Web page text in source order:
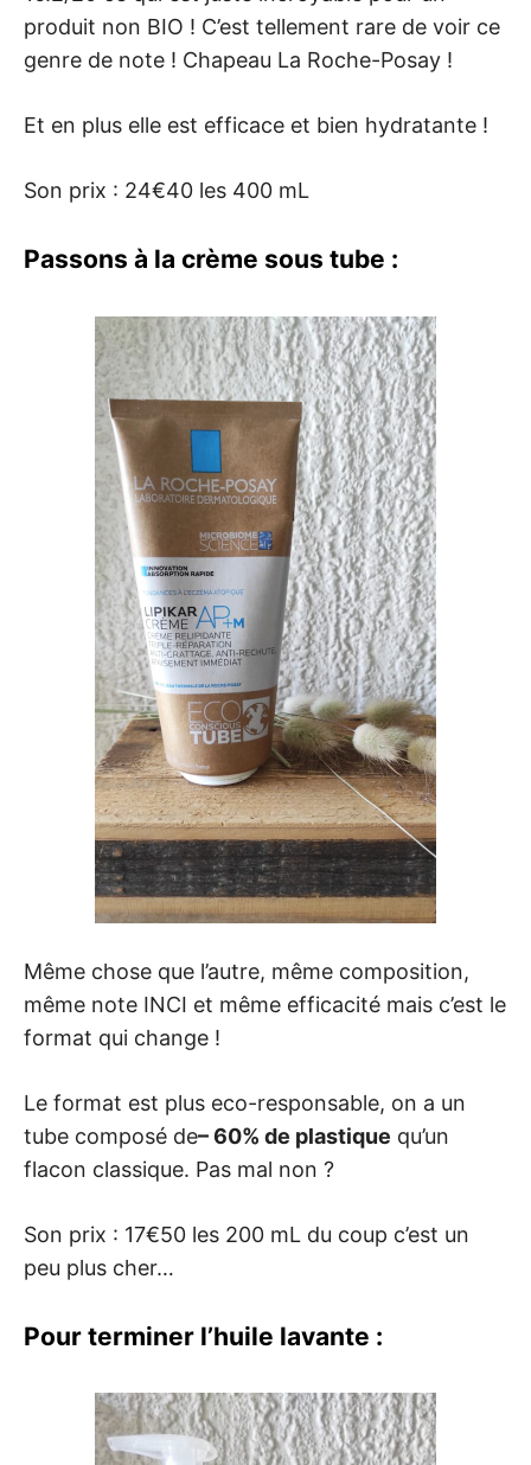
produit non BIO ! C’est tellement rare de voir ce
genre de note ! Chapeau La Roche-Posay !
Et en plus elle est efficace et bien hydratante !
Son prix : 24€40 les 400 mL
Passons à la crème sous tube :
Même chose que l’autre, même composition,
même note INCI et même efficacité mais c’est le
format qui change !
Le format est plus eco-responsable, on a un
tube composé de– 60% de plastique qu’un
flacon classique. Pas mal non ?
Son prix : 17€50 les 200 mL du coup c’est un
peu plus cher…
Pour terminer l’huile lavante :